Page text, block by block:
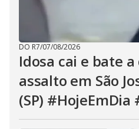
DO R7/07/08/2026
Idosa cai e bate
assalto em São
(SP) #HojeEmDia